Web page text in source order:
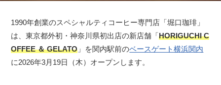
1990年創業のスペシャルティコーヒー専門店「堀口珈琲」
は、東京都外初・神奈川県初出店の新店舗「HORIGUCHI C
OFFEE ＆ GELATO 」を関内駅前のベースゲート横浜関内
に2026年3月19日（木）オープンします。